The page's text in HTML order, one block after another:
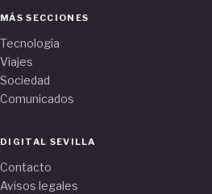
MÁS SECCIONES
Tecnología
Viajes
Sociedad
Comunicados
DIGITAL SEVILLA
Contacto
Avisos legales